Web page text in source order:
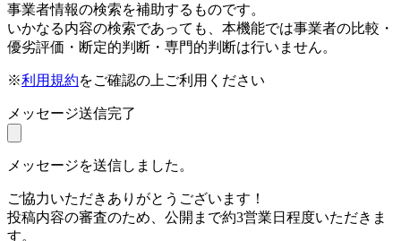
事業者情報の検索を補助するものです。
いかなる内容の検索であっても、本機能では事業者の比較・
優劣評価・断定的判断・専門的判断は行いません。
※利用規約をご確認の上ご利用ください
メッセージ送信完了
メッセージを送信しました。
ご協力いただきありがとうございます！
投稿内容の審査のため、公開まで約3営業日程度いただきま
す。